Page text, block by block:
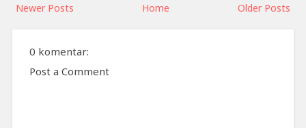
Newer Posts Older Posts
Home
0 komentar:
Post a Comment